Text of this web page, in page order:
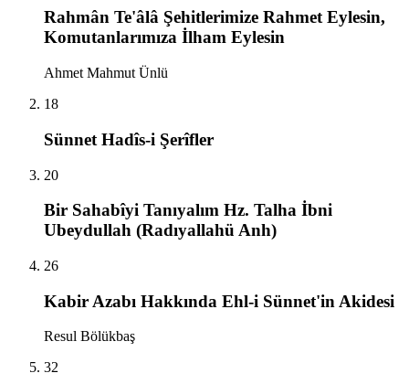
Rahmân Te'âlâ Şehitlerimize Rahmet Eylesin,
Komutanlarımıza İlham Eylesin
Ahmet Mahmut Ünlü
18
Sünnet Hadîs-i Şerîfler
20
Bir Sahabîyi Tanıyalım Hz. Talha İbni
Ubeydullah (Radıyallahü Anh)
26
Kabir Azabı Hakkında Ehl-i Sünnet'in Akidesi
Resul Bölükbaş
32